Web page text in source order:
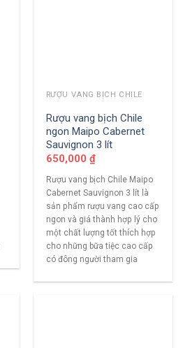
RƯỢU VANG BỊCH CHILE
Rượu vang bịch Chile
ngon Maipo Cabernet
Sauvignon 3 lít
650,000 ₫
Rượu vang bịch Chile Maipo
Cabernet Sauvignon 3 lít là
sản phẩm rượu vang cao cấp
ngon và giá thành hợp lý cho
một chất lượng tốt thích hợp
cho những bữa tiệc cao cấp
có đông người tham gia